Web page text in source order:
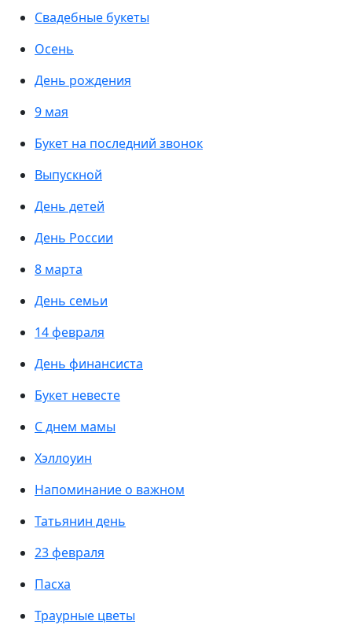
Свадебные букеты
Осень
День рождения
9 мая
Букет на последний звонок
Выпускной
День детей
День России
8 марта
День семьи
14 февраля
День финансиста
Букет невесте
С днем мамы
Хэллоуин
Напоминание о важном
Татьянин день
23 февраля
Пасха
Траурные цветы